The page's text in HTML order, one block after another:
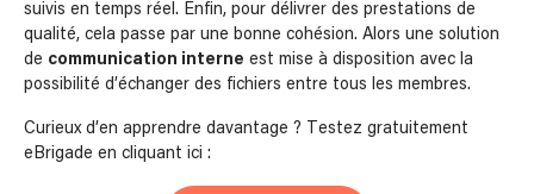
suivis en temps réel. Enfin, pour délivrer des prestations de
qualité, cela passe par une bonne cohésion. Alors une solution
de communication interne est mise à disposition avec la
possibilité d’échanger des fichiers entre tous les membres.
Curieux d’en apprendre davantage ? Testez gratuitement
eBrigade en cliquant ici :